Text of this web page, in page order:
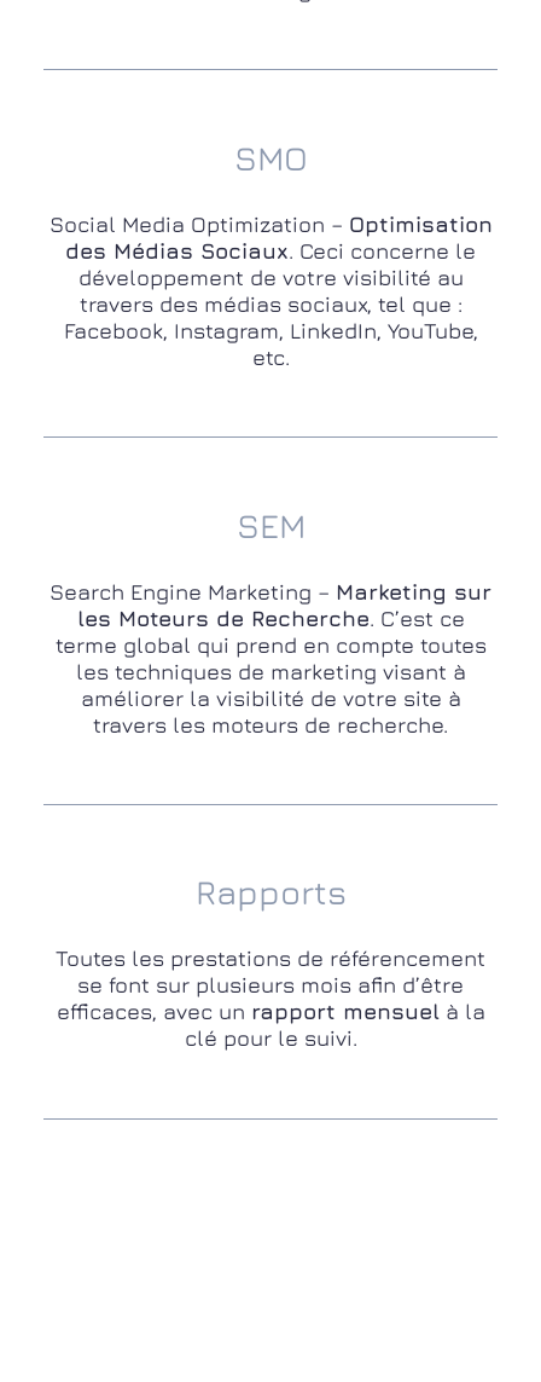
SMO
Social Media Optimization – Optimisation
des Médias Sociaux. Ceci concerne le
développement de votre visibilité au
travers des médias sociaux, tel que :
Facebook, Instagram, LinkedIn, YouTube,
etc.
SEM
Search Engine Marketing – Marketing sur
les Moteurs de Recherche. C’est ce
terme global qui prend en compte toutes
les techniques de marketing visant à
améliorer la visibilité de votre site à
travers les moteurs de recherche.
Rapports
Toutes les prestations de référencement
se font sur plusieurs mois afin d’être
efficaces, avec un rapport mensuelà la
clé pour le suivi.